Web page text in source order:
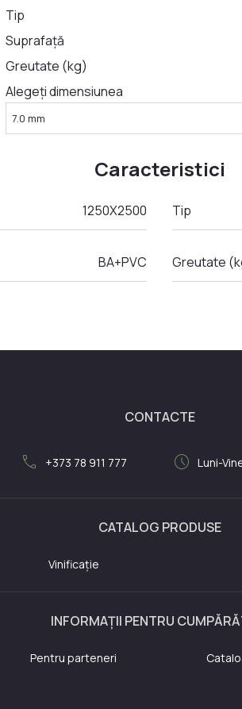
Tip
Suprafață
Greutate (kg)
Alegeți dimensiunea
7.0 mm
Caracteristici
1250Х2500 Tip
BA+PVC Greutate
CONTACTE
call +373 78 911 777 schedule Luni-
CATALOG PRODUSE
Vinificație
INFORMAȚII PENTRU
Pentru parteneri